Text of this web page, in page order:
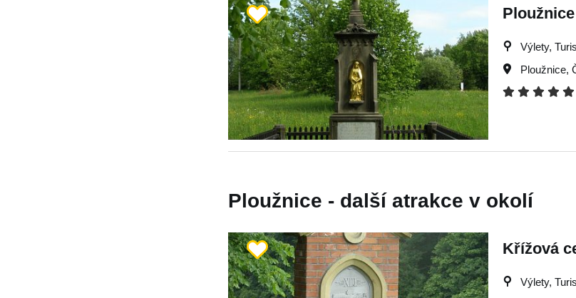
Ploužnice
Výlety,
Ploužnice,
Ploužnice - další atrakce v okolí
Křížová
Výlety,